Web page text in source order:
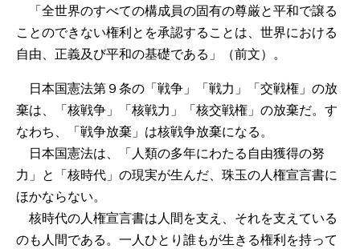
「全世界のすべての構成員の固有の尊厳と平和で譲る
ことのできない権利とを承認することは、世界における
自由、正義及び平和の基礎である」（前文）。
日本国憲法第９条の「戦争」「戦力」「交戦権」の放
棄は、「核戦争」「核戦力」「核交戦権」の放棄だ。す
なわち、「戦争放棄」は核戦争放棄になる。
日本国憲法は、「人類の多年にわたる自由獲得の努
力」と「核時代」の現実が生んだ、珠玉の人権宣言書に
ほかならない。
核時代の人権宣言書は人間を支え、それを支えている
のも人間である。一人ひとり誰もが生きる権利を持って